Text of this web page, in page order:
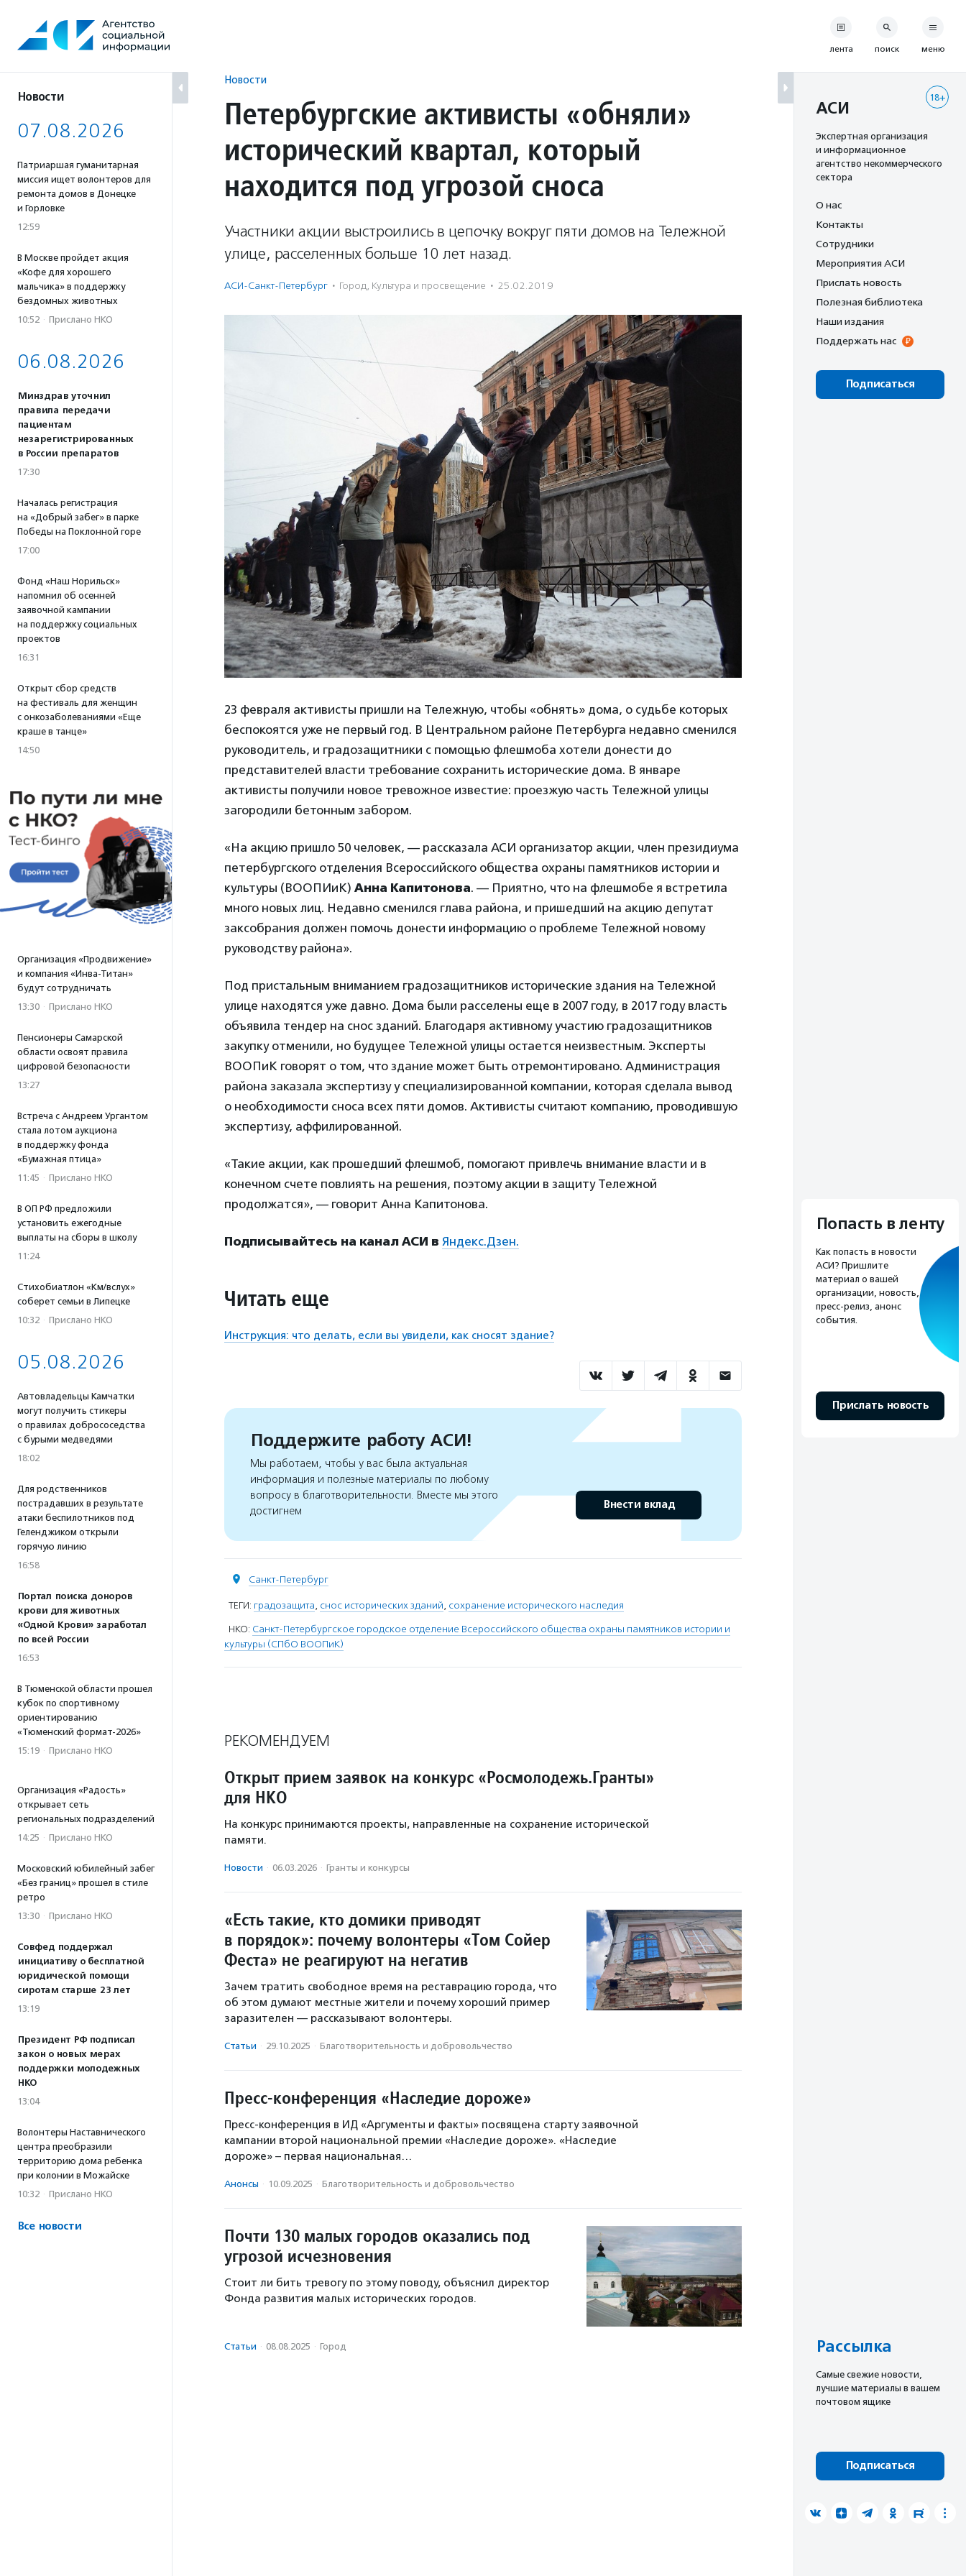
содержанию
Новости
07.08.2026
Патриаршая гуманитарная
миссия ищет волонтеров для
ремонта домов в Донецке
и Горловке
12:59
В Москве пройдет акция
«Кофе для хорошего
мальчика» в поддержку
бездомных животных
10:52 · Прислано НКО
06.08.2026
Минздрав уточнил
правила передачи
пациентам
незарегистрированных
в России препаратов
17:30
Началась регистрация
на «Добрый забег» в парке
Победы на Поклонной горе
17:00
Фонд «Наш Норильск»
напомнил об осенней
заявочной кампании
на поддержку социальных
проектов
16:31
Открыт сбор средств
на фестиваль для женщин
с онкозаболеваниями «Еще
краше в танце»
14:50
Организация «Продвижение»
и компания «Инва-Титан»
будут сотрудничать
13:30 · Прислано НКО
Пенсионеры Самарской
области освоят правила
цифровой безопасности
13:27
Встреча с Андреем Ургантом
стала лотом аукциона
в поддержку фонда
«Бумажная птица»
11:45 · Прислано НКО
В ОП РФ предложили
установить ежегодные
выплаты на сборы в школу
11:24
Стихобиатлон «Км/вслух»
соберет семьи в Липецке
10:32 · Прислано НКО
05.08.2026
Автовладельцы Камчатки
могут получить стикеры
о правилах добрососедства
с бурыми медведями
18:02
Для родственников
пострадавших в результате
атаки беспилотников под
Геленджиком открыли
горячую линию
16:58
Портал поиска доноров
крови для животных
«Одной Крови» заработал
по всей России
16:53
В Тюменской области прошел
кубок по спортивному
ориентированию
«Тюменский формат-2026»
15:19 · Прислано НКО
Организация «Радость»
открывает сеть
региональных подразделений
14:25 · Прислано НКО
Московский юбилейный забег
«Без границ» прошел в стиле
ретро
13:30 · Прислано НКО
Совфед поддержал
инициативу о бесплатной
юридической помощи
сиротам старше 23 лет
13:19
Президент РФ подписал
закон о новых мерах
поддержки молодежных
НКО
13:04
Волонтеры Наставнического
центра преобразили
территорию дома ребенка
при колонии в Можайске
10:32 · Прислано НКО
Все новости
Новости
Петербургские активисты «обняли»
исторический квартал, который
находится под угрозой сноса
Участники акции выстроились в цепочку вокруг пяти домов на Тележной
улице, расселенных больше 10 лет назад.
АСИ-Санкт-Петербург · Город, Культура и просвещение · 25.02.2019
23 февраля активисты пришли на Тележную, чтобы «обнять» дома, о судьбе которых
беспокоятся уже не первый год. В Центральном районе Петербурга недавно сменился
руководитель, и градозащитники с помощью флешмоба хотели донести до
представителей власти требование сохранить исторические дома. В январе
активисты получили новое тревожное известие: проезжую часть Тележной улицы
загородили бетонным забором.
«На акцию пришло 50 человек, — рассказала АСИ организатор акции, член президиума
петербургского отделения Всероссийского общества охраны памятников истории и
культуры (ВООПИиК) Анна Капитонова. — Приятно, что на флешмобе я встретила
много новых лиц. Недавно сменился глава района, и пришедший на акцию депутат
заксобрания должен помочь донести информацию о проблеме Тележной новому
руководству района».
Под пристальным вниманием градозащитников исторические здания на Тележной
улице находятся уже давно. Дома были расселены еще в 2007 году, в 2017 году власть
объявила тендер на снос зданий. Благодаря активному участию градозащитников
закупку отменили, но будущее Тележной улицы остается неизвестным. Эксперты
ВООПиК говорят о том, что здание может быть отремонтировано. Администрация
района заказала экспертизу у специализированной компании, которая сделала вывод
о необходимости сноса всех пяти домов. Активисты считают компанию, проводившую
экспертизу, аффилированной.
«Такие акции, как прошедший флешмоб, помогают привлечь внимание власти и в
конечном счете повлиять на решения, поэтому акции в защиту Тележной
продолжатся», — говорит Анна Капитонова.
Подписывайтесь на канал АСИ в Яндекс.Дзен.
Читать еще
Инструкция: что делать, если вы увидели, как сносят здание?
Поддержите работу АСИ!
Мы работаем, чтобы у вас была актуальная
информация и полезные материалы по любому
вопросу в благотворительности. Вместе мы этого
достигнем
Внести вклад
Санкт-Петербург
ТЕГИ: градозащита, снос исторических зданий, сохранение исторического наследия
НКО: Санкт-Петербургское городское отделение Всероссийского общества охраны памятников истории и
культуры (СПбО ВООПиК)
РЕКОМЕНДУЕМ
Открыт прием заявок на конкурс «Росмолодежь.Гранты»
для НКО
На конкурс принимаются проекты, направленные на сохранение исторической
памяти.
Новости · 06.03.2026 · Гранты и конкурсы
«Есть такие, кто домики приводят
в порядок»: почему волонтеры «Том Сойер
Феста» не реагируют на негатив
Зачем тратить свободное время на реставрацию города, что
об этом думают местные жители и почему хороший пример
заразителен — рассказывают волонтеры.
Статьи · 29.10.2025 · Благотвори­тель­ность и доброволь­чест­во
Пресс-конференция «Наследие дороже»
Пресс-конференция в ИД «Аргументы и факты» посвящена старту заявочной
кампании второй национальной премии «Наследие дороже». «Наследие
дороже» – первая национальная…
Анонсы · 10.09.2025 · Благотвори­тель­ность и доброволь­чест­во
Почти 130 малых городов оказались под
угрозой исчезновения
Стоит ли бить тревогу по этому поводу, объяснил директор
Фонда развития малых исторических городов.
Статьи · 08.08.2025 · Город
лента поиск меню
18+
АСИ
Экспертная организация
и информационное
агентство некоммерческого
сектора
О нас
Контакты
Сотрудники
Мероприятия АСИ
Прислать новость
Полезная библиотека
Наши издания
Поддержать нас
Подписаться
Попасть в ленту
Как попасть в новости
АСИ? Пришлите
материал о вашей
организации, новость,
пресс-релиз, анонс
события.
Прислать новость
Рассылка
Cамые свежие новости,
лучшие материалы в вашем
почтовом ящике
Подписаться